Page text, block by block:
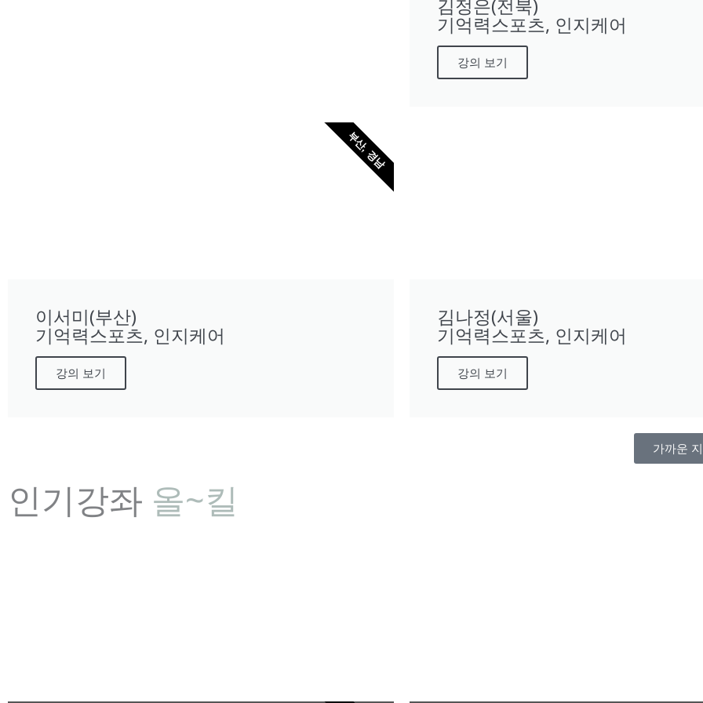
김정은(전북)
기억력스포츠, 인지케어
강의 보기
이서미(부산)
기억력스포츠, 인지케어
강의 보기
부산, 경남
김나정(서울)
기억력스포츠, 인지케어
강의 보기
가까운
인기강좌 올~킬